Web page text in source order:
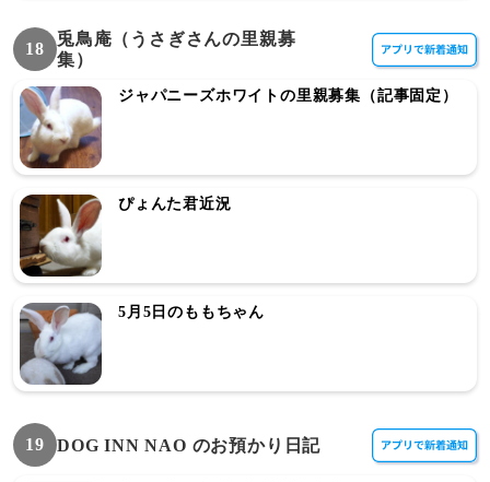
18
兎鳥庵（うさぎさんの里親募
集）
ジャパニーズホワイトの里親募集（記事固定）
ぴょんた君近況
5月5日のももちゃん
19 DOG INN NAO のお預かり日記